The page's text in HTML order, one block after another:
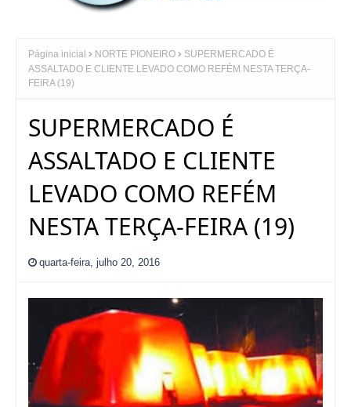
Página inicial NORTE PIONEIRO
SUPERMERCADO É
ASSALTADO E CLIENTE LEVADO COMO REFÉM NESTA TERÇA-
FEIRA (19)
SUPERMERCADO É
ASSALTADO E CLIENTE
LEVADO COMO REFÉM
NESTA TERÇA-FEIRA (19)
quarta-feira, julho 20, 2016